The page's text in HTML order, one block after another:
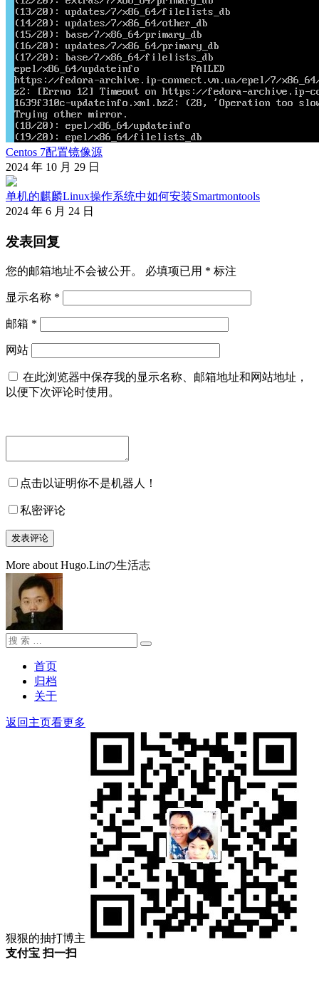
Centos 7配置镜像源
2024 年 10 月 29 日
单机的麒麟Linux操作系统中如何安装Smartmontools
2024 年 6 月 24 日
发表回复
您的邮箱地址不会被公开。 必填项已用 * 标注
显示名称 *
邮箱 *
网站
在此浏览器中保存我的显示名称、邮箱地址和网站地址，
以便下次评论时使用。
点击以证明你不是机器人！
私密评论
More about Hugo.Linの生活志
搜
搜
首页
归档
关于
返回主页看更多
狠狠的抽打博主
支付宝 扫一扫